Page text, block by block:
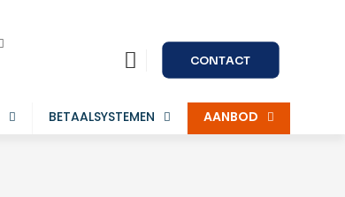
CONTACT
BETAALSYSTEMEN AANBOD